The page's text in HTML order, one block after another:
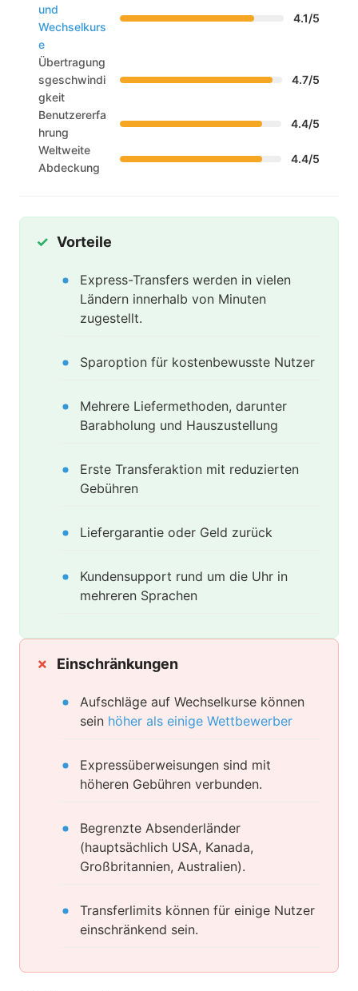
und
Wechselkurs
e
4.1/5
Übertragung
sgeschwindi
gkeit
4.7/5
Benutzererfa
hrung
4.4/5
Weltweite
Abdeckung
4.4/5
Vorteile
Express-Transfers werden in vielen
Ländern innerhalb von Minuten
zugestellt.
Sparoption für kostenbewusste Nutzer
Mehrere Liefermethoden, darunter
Barabholung und Hauszustellung
Erste Transferaktion mit reduzierten
Gebühren
Liefergarantie oder Geld zurück
Kundensupport rund um die Uhr in
mehreren Sprachen
Einschränkungen
Aufschläge auf Wechselkurse können
sein höher als einige Wettbewerber
Expressüberweisungen sind mit
höheren Gebühren verbunden.
Begrenzte Absenderländer
(hauptsächlich USA, Kanada,
Großbritannien, Australien).
Transferlimits können für einige Nutzer
einschränkend sein.